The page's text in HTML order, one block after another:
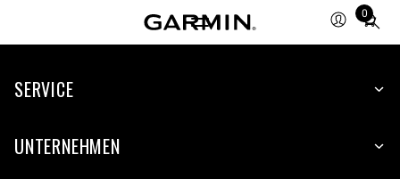
0
Total
items
cart:
SERVICE
UNTERNEHMEN